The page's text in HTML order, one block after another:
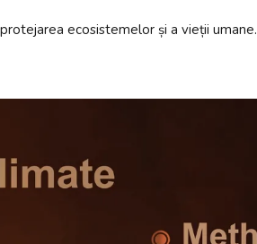
ecosistemelor și a vieții umane.